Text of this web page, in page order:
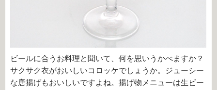
ビールに合うお料理と聞いて、何を思いうかべますか？
サクサク衣がおいしいコロッケでしょうか。ジューシー
な唐揚げもおいしいですよね。揚げ物メニューは生ビー